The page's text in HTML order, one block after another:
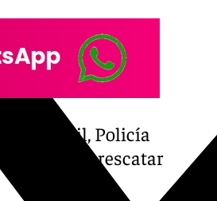
Civil, Policía
tratar de rescatar